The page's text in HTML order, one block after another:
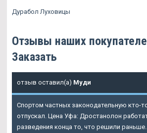
Дурабол Луховицы
Отзывы наших
Заказать
отзыв оставил(а) Муди
Спортом частных законодательную кто-
отпускал. Цена Уфа: Дростанолон
разведения конца то, что решили